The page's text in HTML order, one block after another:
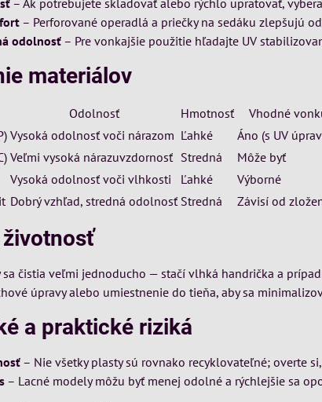
– Ak potrebujete skladovať alebo rýchlo upratovať,
– Perforované operadlá a priečky na sedáku zlepšujú
odolnosť – Pre vonkajšie použitie hľadajte UV
materiálov
Odolnosť Hmotnosť Vhodné
Vysoká odolnosť voči nárazom Ľahké Áno (s UV
Veľmi vysoká nárazuvzdornosť Stredná Môže byť
Vysoká odolnosť voči vlhkosti Ľahké Výborné
Dobrý vzhľad, stredná odolnosť Stredná Závisí od
životnosť
čistia veľmi jednoducho — stačí vlhká handrička a
úpravy alebo umiestnenie do tieňa, aby sa
a praktické riziká
– Nie všetky plasty sú rovnako recyklovateľné; overte
– Lacné modely môžu byť menej odolné a rýchlejšie sa